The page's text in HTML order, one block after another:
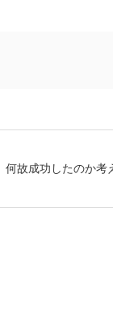
何故成功したのか考